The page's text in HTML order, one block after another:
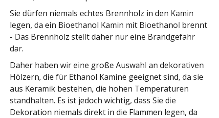
Sie dürfen niemals echtes Brennholz in den Kamin
legen, da ein Bioethanol Kamin mit Bioethanol brennt
- Das Brennholz stellt daher nur eine Brandgefahr
dar.
Daher haben wir eine große Auswahl an dekorativen
Hölzern, die für Ethanol Kamine geeignet sind, da sie
aus Keramik bestehen, die hohen Temperaturen
standhalten. Es ist jedoch wichtig, dass Sie die
Dekoration niemals direkt in die Flammen legen, da